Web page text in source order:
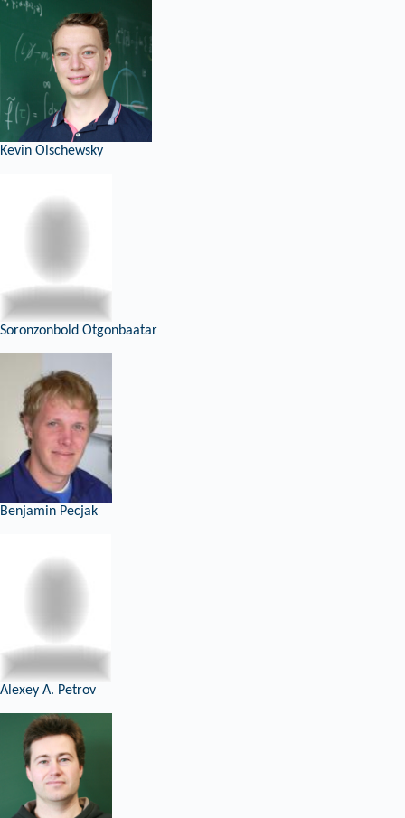
Kevin Olschewsky
Soronzonbold Otgonbaatar
Benjamin Pecjak
Alexey A. Petrov